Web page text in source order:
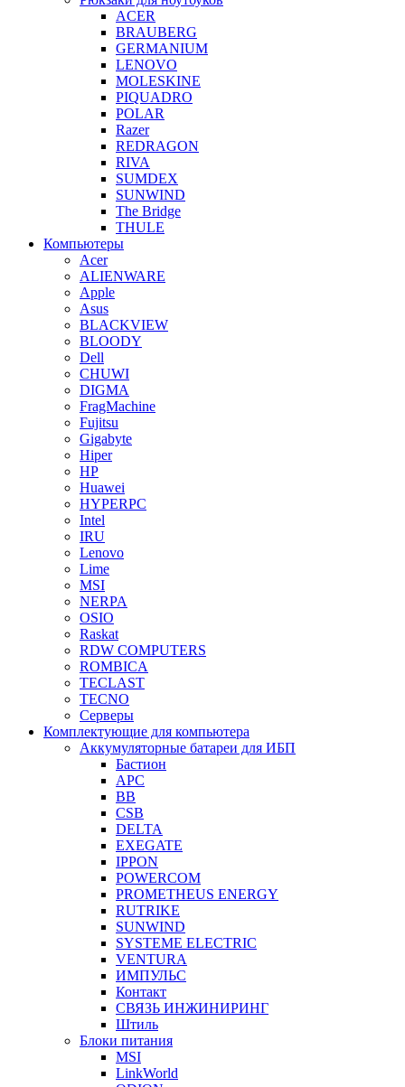
ACER
BRAUBERG
GERMANIUM
LENOVO
MOLESKINE
PIQUADRO
POLAR
Razer
REDRAGON
RIVA
SUMDEX
SUNWIND
The Bridge
THULE
Компьютеры
Acer
ALIENWARE
Apple
Asus
BLACKVIEW
BLOODY
Dell
CHUWI
DIGMA
FragMachine
Fujitsu
Gigabyte
Hiper
HP
Huawei
HYPERPC
Intel
IRU
Lenovo
Lime
MSI
NERPA
OSIO
Raskat
RDW COMPUTERS
ROMBICA
TECLAST
TECNO
Серверы
Комплектующие для компьютера
Аккумуляторные батареи для ИБП
Бастион
APC
BB
CSB
DELTA
EXEGATE
IPPON
POWERCOM
PROMETHEUS ENERGY
RUTRIKE
SUNWIND
SYSTEME ELECTRIC
VENTURA
ИМПУЛЬС
Контакт
СВЯЗЬ ИНЖИНИРИНГ
Штиль
Блоки питания
MSI
LinkWorld